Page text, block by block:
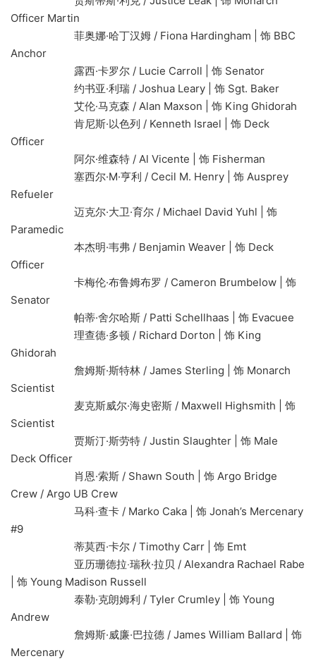
Officer Martin
菲奥娜·哈丁汉姆 / Fiona Hardingham | 饰 BBC
Anchor
露西·卡罗尔 / Lucie Carroll | 饰 Senator
约书亚·利瑞 / Joshua Leary | 饰 Sgt. Baker
艾伦·马克森 / Alan Maxson | 饰 King Ghidorah
肯尼斯·以色列 / Kenneth Israel | 饰 Deck
Officer
阿尔·维森特 / Al Vicente | 饰 Fisherman
塞西尔·M·亨利 / Cecil M. Henry | 饰 Ausprey
Refueler
迈克尔·大卫·育尔 / Michael David Yuhl | 饰
Paramedic
本杰明·韦弗 / Benjamin Weaver | 饰 Deck
Officer
卡梅伦·布鲁姆布罗 / Cameron Brumbelow | 饰
Senator
帕蒂·舍尔哈斯 / Patti Schellhaas | 饰 Evacuee
理查德·多顿 / Richard Dorton | 饰 King
Ghidorah
詹姆斯·斯特林 / James Sterling | 饰 Monarch
Scientist
麦克斯威尔·海史密斯 / Maxwell Highsmith | 饰
Scientist
贾斯汀·斯劳特 / Justin Slaughter | 饰 Male
Deck Officer
肖恩·索斯 / Shawn South | 饰 Argo Bridge
Crew / Argo UB Crew
马科·查卡 / Marko Caka | 饰 Jonah’s Mercenary
#9
蒂莫西·卡尔 / Timothy Carr | 饰 Emt
亚历珊德拉‧瑞秋·拉贝 / Alexandra Rachael Rabe
| 饰 Young Madison Russell
泰勒·克朗姆利 / Tyler Crumley | 饰 Young
Andrew
詹姆斯·威廉·巴拉德 / James William Ballard | 饰
Mercenary